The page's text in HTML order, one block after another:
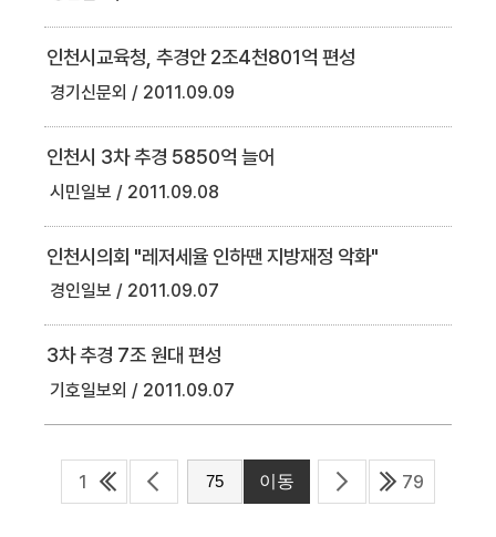
인천시교육청, 추경안 2조4천801억 편성
경기신문외 2011.09.09
인천시 3차 추경 5850억 늘어
시민일보 2011.09.08
인천시의회 "레저세율 인하땐 지방재정 악화"
경인일보 2011.09.07
3차 추경 7조 원대 편성
기호일보외 2011.09.07
1 79